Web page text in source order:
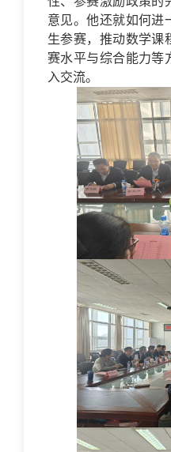
意见。他还就如何进
生参赛，推动数学课
赛水平与综合能力等
入交流。